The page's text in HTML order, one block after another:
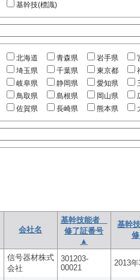
基幹技(標識)
北海道 青森県 岩手県
埼玉県
千葉県 東京都
岐阜県
静岡県 愛知県
鳥取県
島根県 岡山県
佐賀県
長崎県 熊本県
会社名
基幹技能者
修了証番号
▲
基幹
信号器材株式
会社
301203-
00021
2013